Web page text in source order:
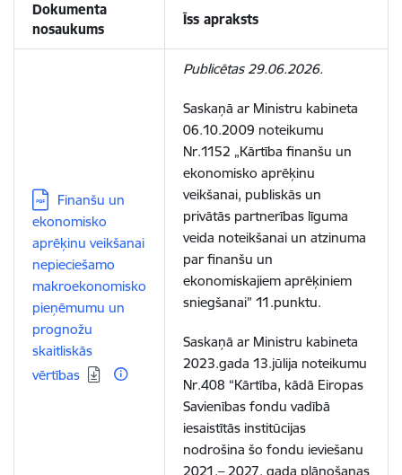
Dokumenta
nosaukums
Īss apraksts
Lejupielādēt:
Finanšu un
ekonomisko
aprēķinu veikšanai
nepieciešamo
makroekonomisko
pieņēmumu un
prognožu
skaitliskās
vērtības
Publicētas 29.06.2026.
Saskaņā ar Ministru kabineta
06.10.2009 noteikumu
Nr.1152 „Kārtība finanšu un
ekonomisko aprēķinu
veikšanai, publiskās un
privātās partnerības līguma
veida noteikšanai un atzinuma
par finanšu un
ekonomiskajiem aprēķiniem
sniegšanai” 11.punktu.
Saskaņā ar Ministru kabineta
2023.gada 13.jūlija noteikumu
Nr.408 “Kārtība, kādā Eiropas
Savienības fondu vadībā
iesaistītās institūcijas
nodrošina šo fondu ieviešanu
2021.– 2027. gada plānošanas